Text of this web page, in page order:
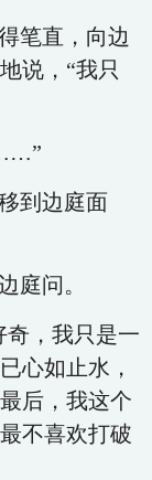
笔直，向边
说，“我只
到边庭面
庭问。
奇，我只是一
心如止水，
后，我这个
不喜欢打破